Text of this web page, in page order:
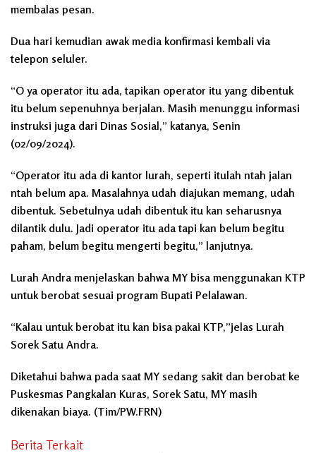
membalas pesan.
Dua hari kemudian awak media konfirmasi kembali via
telepon seluler.
“O ya operator itu ada, tapikan operator itu yang dibentuk
itu belum sepenuhnya berjalan. Masih menunggu informasi
instruksi juga dari Dinas Sosial,” katanya, Senin
(02/09/2024).
“Operator itu ada di kantor lurah, seperti itulah ntah jalan
ntah belum apa. Masalahnya udah diajukan memang, udah
dibentuk. Sebetulnya udah dibentuk itu kan seharusnya
dilantik dulu. Jadi operator itu ada tapi kan belum begitu
paham, belum begitu mengerti begitu,” lanjutnya.
Lurah Andra menjelaskan bahwa MY bisa menggunakan KTP
untuk berobat sesuai program Bupati Pelalawan.
“Kalau untuk berobat itu kan bisa pakai KTP,”jelas Lurah
Sorek Satu Andra.
Diketahui bahwa pada saat MY sedang sakit dan berobat ke
Puskesmas Pangkalan Kuras, Sorek Satu, MY masih
dikenakan biaya. (Tim/PW.FRN)
Berita Terkait